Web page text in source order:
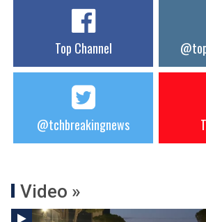
Top Channel
@tchbreakingnews
Video »